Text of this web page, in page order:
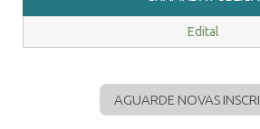
Edital
AGUARDE NOVAS